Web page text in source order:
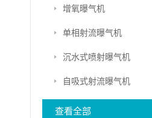
增氧曝气机
单相射流曝气机
沉水式喷射曝气机
自吸式射流曝气机
查看全部